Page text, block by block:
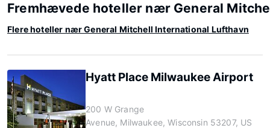
Fremhævede hoteller nær General
Flere hoteller nær General Mitchell International Lufthavn
Hyatt Place Milwaukee Airport
200 W Grange
Avenue, Milwaukee, Wisconsin 53207, US